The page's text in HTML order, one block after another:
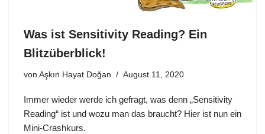
Was ist Sensitivity Reading? Ein
Blitzüberblick!
von Aşkın Hayat Doğan August 11, 2020
Immer wieder werde ich gefragt, was denn „Sensitivity
Reading“ ist und wozu man das braucht? Hier ist nun ein
Mini-Crashkurs.